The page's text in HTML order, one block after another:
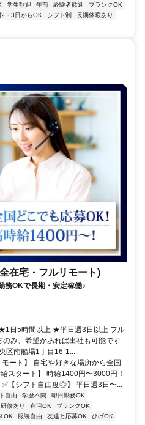
学生歓迎 午前 経験者歓迎
ブランクOK
2・3日からOK シフト制
長期休暇あり
在宅・フルリモート)
務OKで長期・安定稼働♪
日5時間以上 ★平日週3日以上 フル
のみ、希望があれば出社も可能です
区南船場1丁目16-1...
ート】 自宅や好きな場所から全国
スタート】 時給1400円〜3000円！
【シフト自由度◎】 平日週3日〜...
自由 学歴不問
即日勤務OK
研修あり 在宅OK
ブランクOK
OK 服装自由 友達と応募OK
ひげOK